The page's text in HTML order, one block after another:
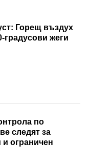
Горещ въздух
градусови жеги
по
следят за
ограничен